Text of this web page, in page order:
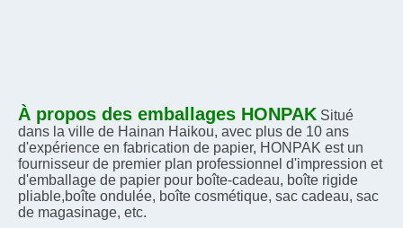
À propos des emballages HONPAK Situé
dans la ville de Hainan Haikou, avec plus de 10 ans
d'expérience en fabrication de papier, HONPAK est un
fournisseur de premier plan professionnel d'impression et
d'emballage de papier pour boîte-cadeau, boîte rigide
pliable,boîte ondulée, boîte cosmétique, sac cadeau, sac
de magasinage, etc.